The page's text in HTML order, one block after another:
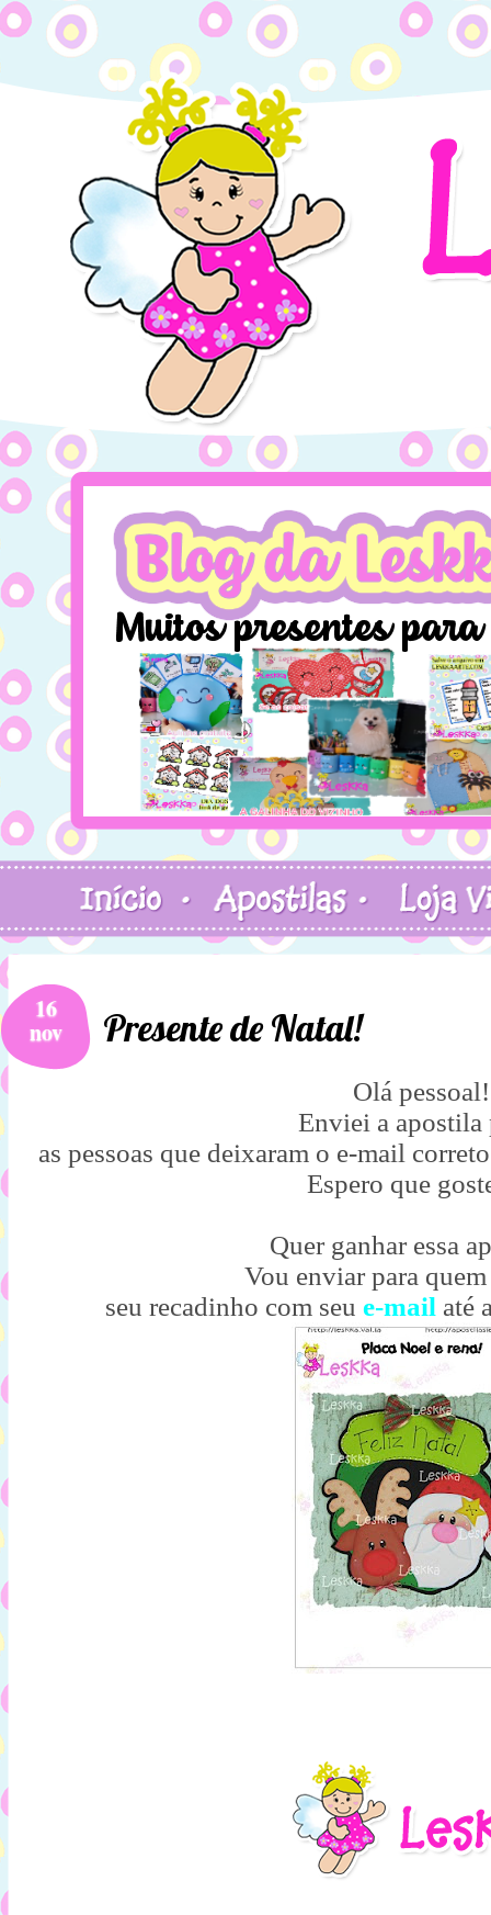
16
nov Presente de Natal!
Olá pessoal!
Enviei a apostila
as pessoas que deixaram o e-mail
Espero que
Quer ganhar essa
Vou enviar para
seu recadinho com seu e-mail até